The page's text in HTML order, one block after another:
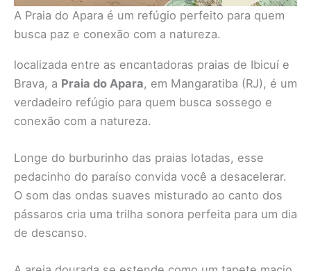
A Praia do Apara é um refúgio perfeito para quem
busca paz e conexão com a natureza.
localizada entre as encantadoras praias de Ibicuí e
Brava, a Praia do Apara, em Mangaratiba (RJ), é um
verdadeiro refúgio para quem busca sossego e
conexão com a natureza.
Longe do burburinho das praias lotadas, esse
pedacinho do paraíso convida você a desacelerar.
O som das ondas suaves misturado ao canto dos
pássaros cria uma trilha sonora perfeita para um dia
de descanso.